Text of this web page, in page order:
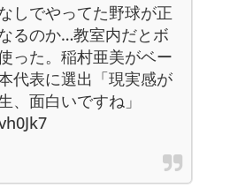
しでやってた野球が正
るのか…教室内だとボ
った。稲村亜美がベー
代表に選出「現実感が
、面白いですね」